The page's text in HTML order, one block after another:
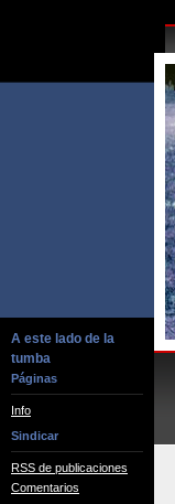
A este lado de la
tumba
Páginas
Info
Sindicar
RSS de publicaciones
Comentarios